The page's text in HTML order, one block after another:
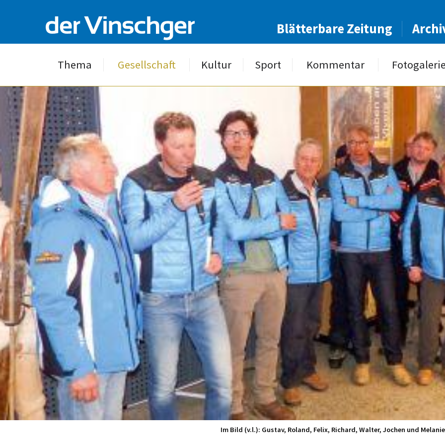
Blätterbare Zeitung
Thema Gesellschaft Kultur Sport Kommentar
Im Bild (v.l.): Gustav, Roland, Felix, Richard, Walter, Jochen und